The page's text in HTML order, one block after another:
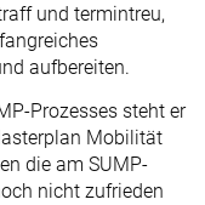
und termintreu,
aufbereiten.
Prozesses steht er
Mobilität
die am SUMP-
nicht zufrieden